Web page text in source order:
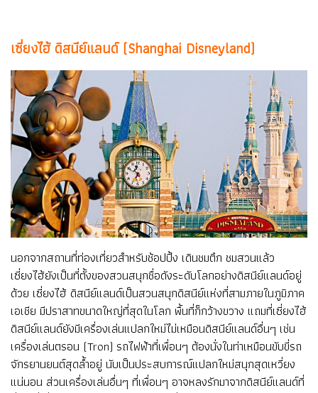
เซี่ยงไฮ้ ดิสนีย์แลนด์ (Shanghai Disneyland)
นอกจากสถานที่ท่องเที่ยวสำหรับช้อปปิ้ง เดินชมตึก ชมสวนแล้ว
เซี่ยงไฮ้ยังเป็นที่ตั้งของสวนสนุกชื่อดังระดับโลกอย่างดิสนีย์แลนด์อยู่
ด้วย เซี่ยงไฮ้ ดิสนีย์แลนด์เป็นสวนสนุกดิสนีย์แห่งที่สามภายในภูมิภาค
เอเชีย มีปราสาทขนาดใหญ่ที่สุดในโลก พื้นที่ก็กว้างขวาง แถมที่เซี่ยงไฮ้
ดิสนีย์แลนด์ยังมีเครื่องเล่นแปลกใหม่ไม่เหมือนดิสนีย์แลนด์อื่นๆ เช่น
เครื่องเล่นตรอน (Tron) รถไฟฟ้าที่เพื่อนๆ ต้องนั่งในท่าเหมือนขับขี่รถ
จักรยานยนต์สุดล้ำอยู่ นับเป็นประสบการณ์แปลกใหม่สนุกสุดเหวี่ยง
แน่นอน ส่วนเครื่องเล่นอื่นๆ ที่เพื่อนๆ อาจหลงรักมาจากดิสนีย์แลนด์ที่